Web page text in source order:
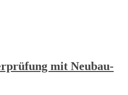
mit Neubau-